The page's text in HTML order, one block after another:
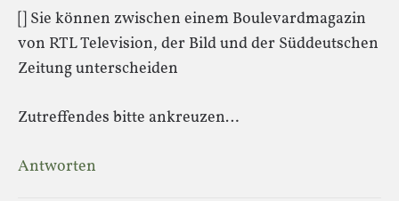
[] Sie können zwischen einem Boulevardmagazin
von RTL Television, der Bild und der Süddeutschen
Zeitung unterscheiden
Zutreffendes bitte ankreuzen…
Antworten